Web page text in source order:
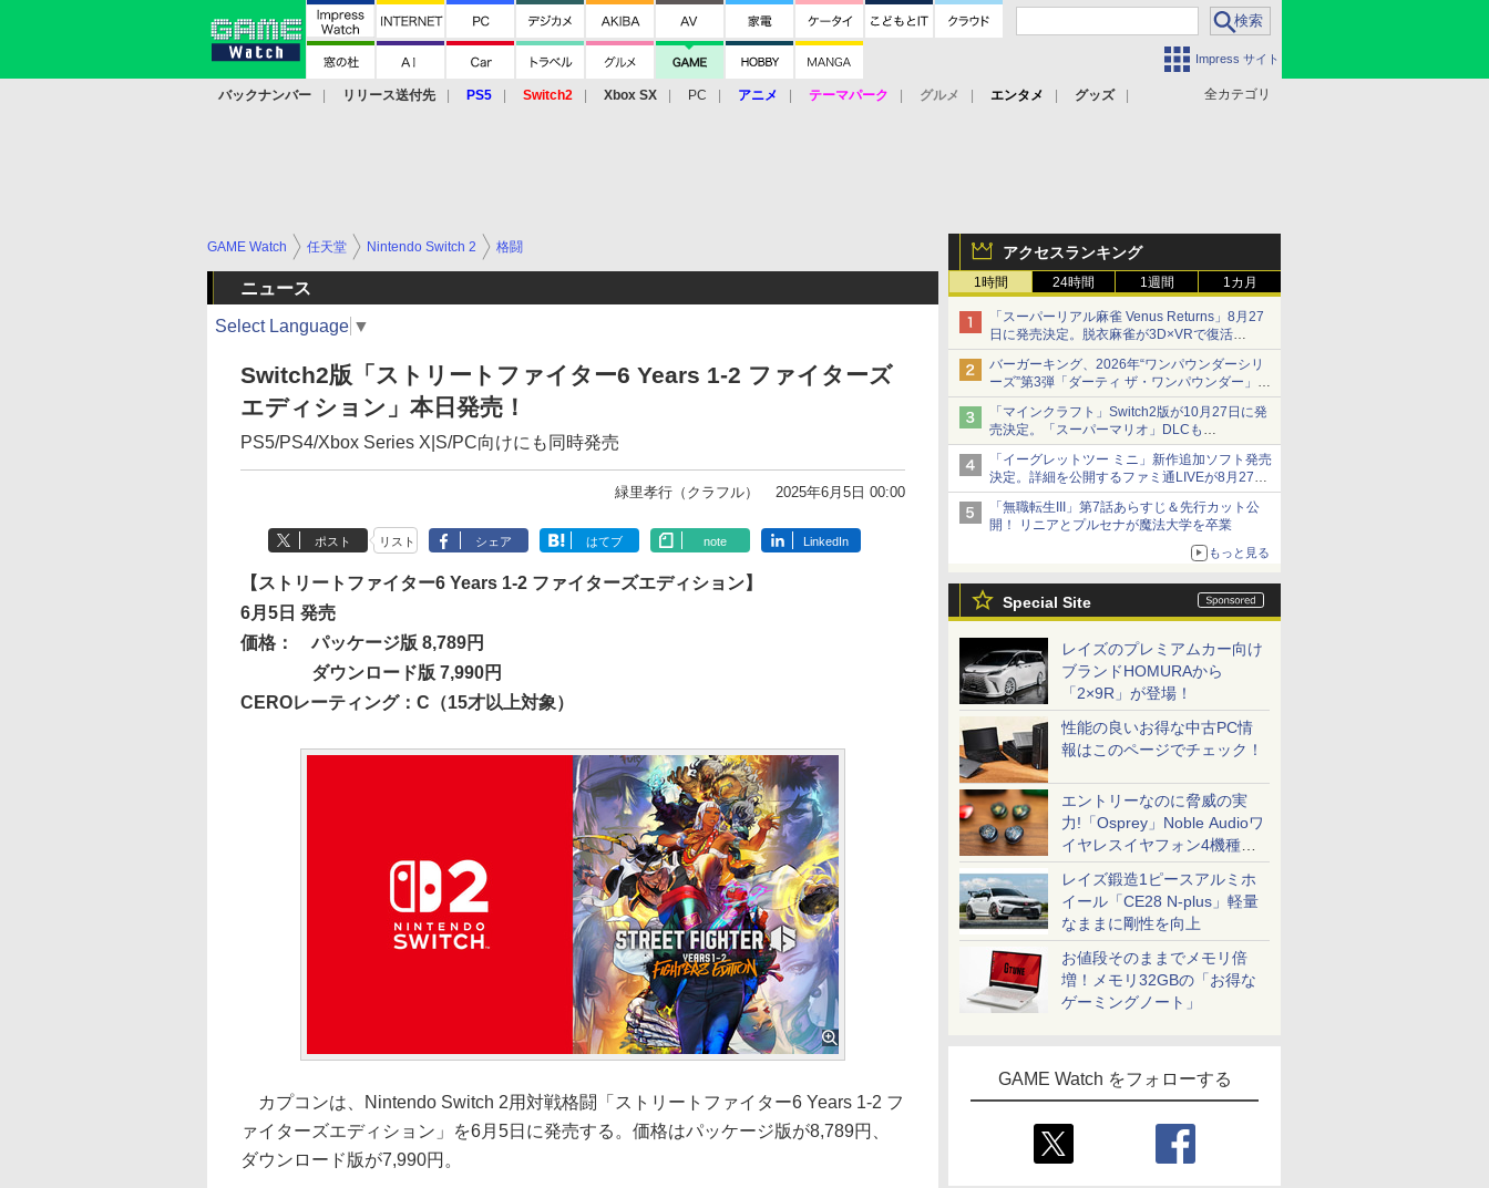
Impress サイト
全カテゴリ
バックナンバー リリース送付先 PS5 Switch2 Xbox SX PC アニメ テーマパーク グルメ エンタメ
グッズ
アクセスランキング
1時間 24時間 1週間 1カ月
「スーパーリアル麻雀 Venus Returns」8月27
日に発売決定。脱衣麻雀が3D×VRで復活
発売から2週間は20%オフになるセールが実施
バーガーキング、2026年“ワンパウンダーシリ
ーズ”第3弾「ダーティ ザ・ワンパウンダー」を
8月7日発売
「特製ガーリックマヨソース」を使用した超大
型チーズバーガー
「マインクラフト」Switch2版が10月27日に発
売決定。「スーパーマリオ」DLCも
Switch版からのアップグレードも可能に
「イーグレットツー ミニ」新作追加ソフト発売
決定。詳細を公開するファミ通LIVEが8月27日
20時から配信
シリーズ累計100タイトルへ
「無職転生III」第7話あらすじ＆先行カット公
開！ リニアとプルセナが魔法大学を卒業
もっと見る
Special Site
レイズのプレミアムカー向け
ブランドHOMURAから
「2×9R」が登場！
性能の良いお得な中古PC情
報はこのページでチェック！
エントリーなのに脅威の実
力!「Osprey」Noble Audioワ
イヤレスイヤフォン4機種を
一気に聴く
レイズ鍛造1ピースアルミホ
イール「CE28 N-plus」軽量
なままに剛性を向上
お値段そのままでメモリ倍
増！メモリ32GBの「お得な
ゲーミングノート」
GAME Watch をフォローする
GAME Watch 任天堂 Nintendo Switch 2 格闘
ニュース
Select Language ▼
Switch2版「ストリートファイター6 Years 1-2 ファイターズ
エディション」本日発売！
PS5/PS4/Xbox Series X|S/PC向けにも同時発売
緑里孝行（クラフル） 2025年6月5日 00:00
ポスト リスト シェア はてブ note LinkedIn
【ストリートファイター6 Years 1-2 ファイターズエディション】
6月5日 発売
価格：
パッケージ版 8,789円
ダウンロード版 7,990円
CEROレーティング：C（15才以上対象）
カプコンは、Nintendo Switch 2用対戦格闘「ストリートファイター6 Years 1-2 フ
ァイターズエディション」を6月5日に発売する。価格はパッケージ版が8,789円、
ダウンロード版が7,990円。